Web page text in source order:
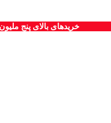
خریدهای بالای پنج